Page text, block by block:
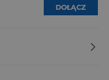
DOŁĄCZ